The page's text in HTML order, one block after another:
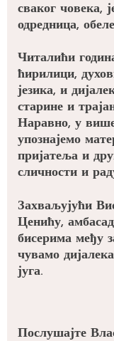
сваког човека,
одредница,
Читалићи
ћирилици,
језика, и
старине и
Наравно, у
упознајемо
пријатеља и
сличности и
Захваљујући
Ценићу,
бисерима међу
чувамо
југа.
Послушајте